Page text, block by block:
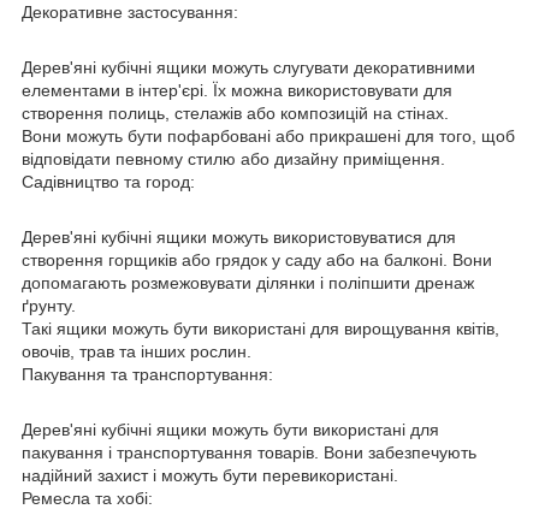
Декоративне застосування:
Дерев'яні кубічні ящики можуть слугувати декоративними
елементами в інтер'єрі. Їх можна використовувати для
створення полиць, стелажів або композицій на стінах.
Вони можуть бути пофарбовані або прикрашені для того, щоб
відповідати певному стилю або дизайну приміщення.
Садівництво та город:
Дерев'яні кубічні ящики можуть використовуватися для
створення горщиків або грядок у саду або на балконі. Вони
допомагають розмежовувати ділянки і поліпшити дренаж
ґрунту.
Такі ящики можуть бути використані для вирощування квітів,
овочів, трав та інших рослин.
Пакування та транспортування:
Дерев'яні кубічні ящики можуть бути використані для
пакування і транспортування товарів. Вони забезпечують
надійний захист і можуть бути перевикористані.
Ремесла та хобі: